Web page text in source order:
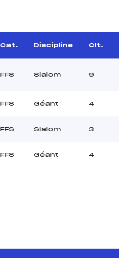
Cat. Discipline Clt.
FFS Slalom 9
FFS Géant 4
FFS Slalom 3
FFS Géant 4